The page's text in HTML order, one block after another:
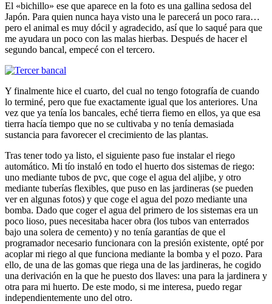
El «bichillo» ese que aparece en la foto es una gallina sedosa del
Japón. Para quien nunca haya visto una le parecerá un poco rara…
pero el animal es muy dócil y agradecido, así que lo saqué para que
me ayudara un poco con las malas hierbas. Después de hacer el
segundo bancal, empecé con el tercero.
Y finalmente hice el cuarto, del cual no tengo fotografía de cuando
lo terminé, pero que fue exactamente igual que los anteriores. Una
vez que ya tenía los bancales, eché tierra fiemo en ellos, ya que esa
tierra hacía tiempo que no se cultivaba y no tenía demasiada
sustancia para favorecer el crecimiento de las plantas.
Tras tener todo ya listo, el siguiente paso fue instalar el riego
automático. Mi tío instaló en todo el huerto dos sistemas de riego:
uno mediante tubos de pvc, que coge el agua del aljibe, y otro
mediante tuberías flexibles, que puso en las jardineras (se pueden
ver en algunas fotos) y que coge el agua del pozo mediante una
bomba. Dado que coger el agua del primero de los sistemas era un
poco lioso, pues necesitaba hacer obra (los tubos van enterrados
bajo una solera de cemento) y no tenía garantías de que el
programador necesario funcionara con la presión existente, opté por
acoplar mi riego al que funciona mediante la bomba y el pozo. Para
ello, de una de las gomas que riega una de las jardineras, he cogido
una derivación en la que he puesto dos llaves: una para la jardinera y
otra para mi huerto. De este modo, si me interesa, puedo regar
independientemente uno del otro.